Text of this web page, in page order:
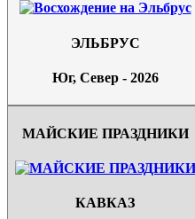
ЭЛЬБРУС
Юг, Север - 2026
МАЙСКИЕ ПРАЗДНИКИ
КАВКАЗ